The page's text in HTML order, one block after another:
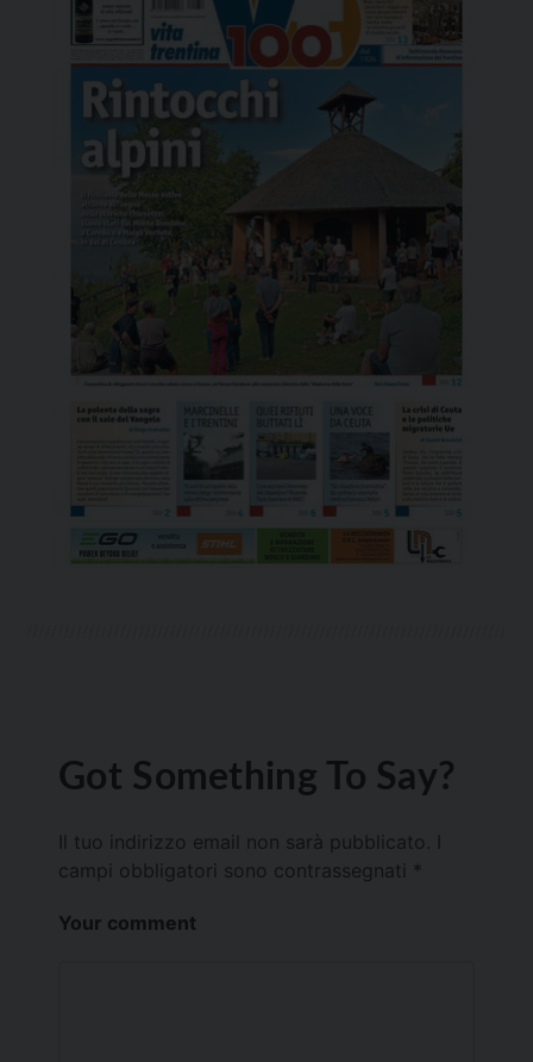
Got Something To Say?
Il tuo indirizzo email non sarà pubblicato.
campi obbligatori sono contrassegnati *
Your comment